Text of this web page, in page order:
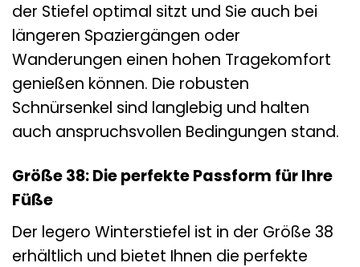
der Stiefel optimal sitzt und Sie auch bei
längeren Spaziergängen oder
Wanderungen einen hohen Tragekomfort
genießen können. Die robusten
Schnürsenkel sind langlebig und halten
auch anspruchsvollen Bedingungen stand.
Größe 38: Die perfekte Passform für Ihre
Füße
Der legero Winterstiefel ist in der Größe 38
erhältlich und bietet Ihnen die perfekte